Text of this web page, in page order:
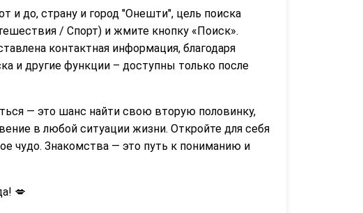
и до, страну и город "Онешти", цель поиска
/ Спорт) и жмите кнопку «Поиск».
контактная информация, благодаря
и другие функции – доступны только после
— это шанс найти свою вторую половинку,
в любой ситуации жизни. Откройте для себя
чудо. Знакомства — это путь к пониманию и
💋